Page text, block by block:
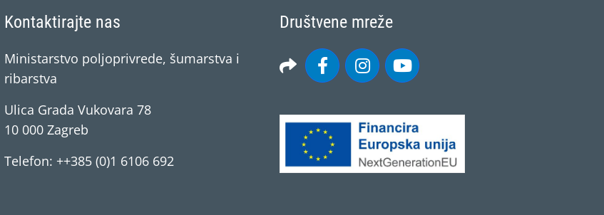
Kontaktirajte nas
Ministarstvo poljoprivrede, šumarstva i
ribarstva
Ulica Grada Vukovara 78
10 000 Zagreb
Telefon: ++385 (0)1 6106 692
Društvene mreže